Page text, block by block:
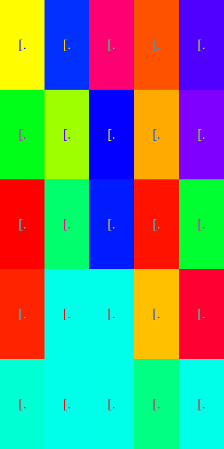
[. [. [. [. [.
[. [. [. [. [.
[. [. [. [. [.
[. [. [. [. [.
[. [. [. [. [.